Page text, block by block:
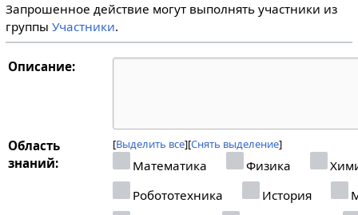
Запрошенное действие могут выполнять участники из
группы Участники.
Описание:
Область
знаний:
Выделить все Снять выделение
Математика Физика
Робототехника
История